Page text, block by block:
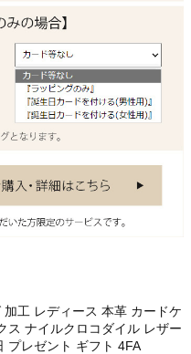
工 レディース 本革 カードケ
ス ナイルクロコダイル レザー
プレゼント ギフト 4FA